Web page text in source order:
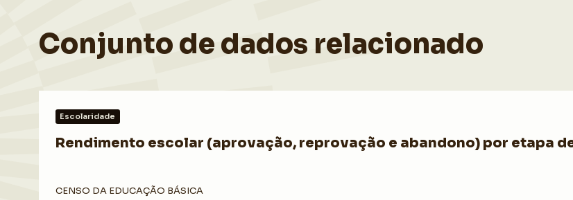
Conjunto de dados relacionado
Escolaridade
Rendimento escolar (aprovação, reprovação e abandono) por etapa
CENSO DA EDUCAÇÃO BÁSICA